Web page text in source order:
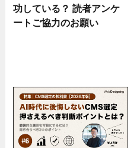
功している？ 読者アンケ
ートご協力のお願い